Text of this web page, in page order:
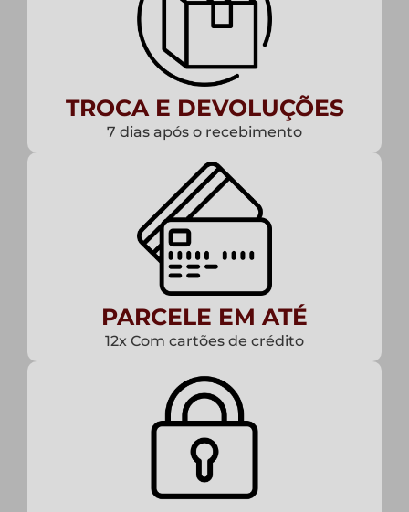
TROCA E DEVOLUÇÕES
7 dias após o recebimento
PARCELE EM ATÉ
12x Com cartões de crédito